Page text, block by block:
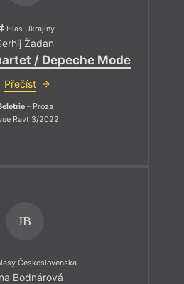
Hlas Ukrajiny
Žadan
/ Depeche Mode
Přečíst
– Próza
Ravt 3/2022
JB
Československa
Bodnárová